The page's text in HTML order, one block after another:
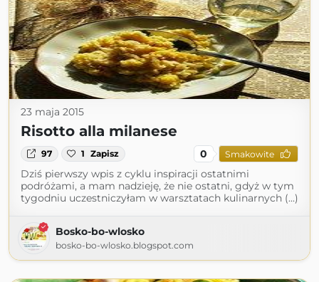
23 maja 2015
Risotto alla milanese
97 1 Zapisz 0 Smakowite
Dziś pierwszy wpis z cyklu inspiracji ostatnimi
podróżami, a mam nadzieję, że nie ostatni, gdyż w tym
tygodniu uczestniczyłam w warsztatach kulinarnych (...)
Bosko-bo-wlosko
bosko-bo-wlosko.blogspot.com